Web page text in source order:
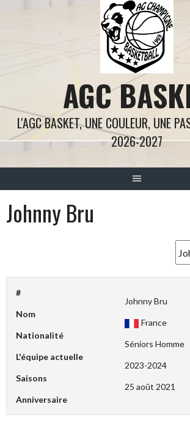
AGC
L'AGC BASKET, UNE COULEUR, UNE
2026-2027
Johnny Bru
#
Nom
Johnny Bru
Nationalité
France
L'équipe actuelle
Séniors Homme
Saisons
2023-2024
Anniversaire
25 août 2021